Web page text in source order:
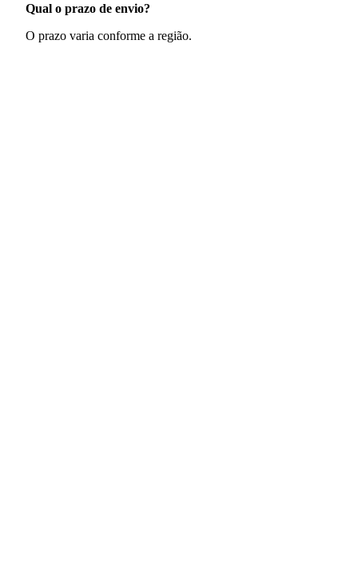
Qual o prazo de envio?
O prazo varia conforme a região.